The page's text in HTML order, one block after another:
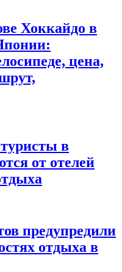
Хоккайдо в
цена,
в
от отелей
предупредили
отдыха в